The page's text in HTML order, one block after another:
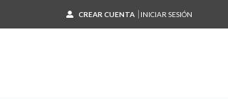
CREAR CUENTA INICIAR SESIÓN